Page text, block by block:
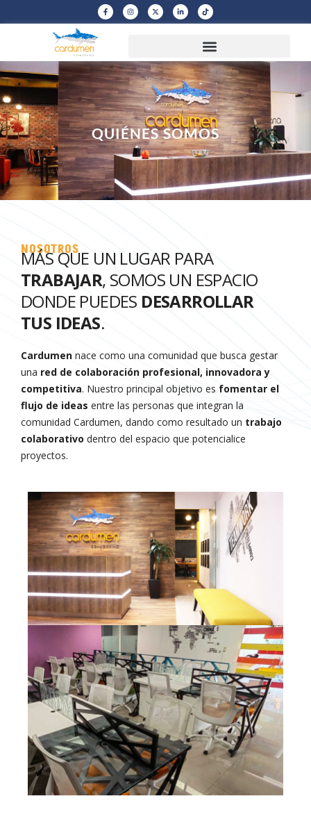
QUIÉNES SOMOS
NOSOTROS
MÁS QUE UN LUGAR PARA
TRABAJAR, SOMOS UN ESPACIO
DONDE PUEDES DESARROLLAR
TUS IDEAS.
Cardumen nace como una comunidad que busca gestar
una red de colaboración profesional, innovadora y
competitiva. Nuestro principal objetivo es fomentar el
flujo de ideas entre las personas que integran la
comunidad Cardumen, dando como resultado un trabajo
colaborativo dentro del espacio que potencialice
proyectos.